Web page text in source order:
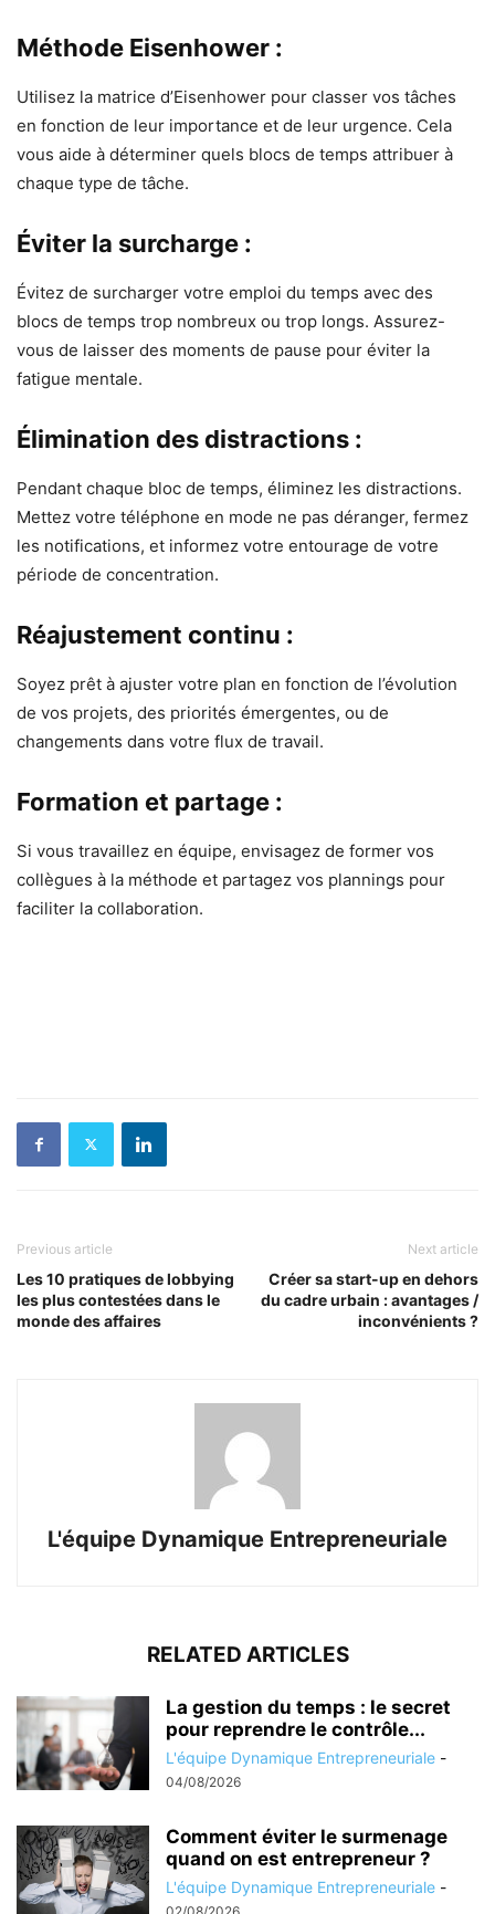
Méthode Eisenhower :
Utilisez la matrice d’Eisenhower pour classer vos tâches
en fonction de leur importance et de leur urgence. Cela
vous aide à déterminer quels blocs de temps attribuer à
chaque type de tâche.
Éviter la surcharge :
Évitez de surcharger votre emploi du temps avec des
blocs de temps trop nombreux ou trop longs. Assurez-
vous de laisser des moments de pause pour éviter la
fatigue mentale.
Élimination des distractions :
Pendant chaque bloc de temps, éliminez les distractions.
Mettez votre téléphone en mode ne pas déranger, fermez
les notifications, et informez votre entourage de votre
période de concentration.
Réajustement continu :
Soyez prêt à ajuster votre plan en fonction de l’évolution
de vos projets, des priorités émergentes, ou de
changements dans votre flux de travail.
Formation et partage :
Si vous travaillez en équipe, envisagez de former vos
collègues à la méthode et partagez vos plannings pour
faciliter la collaboration.
Previous article
Les 10 pratiques de lobbying
les plus contestées dans le
monde des affaires
Next article
Créer sa start-up en dehors
du cadre urbain : avantages /
inconvénients ?
L'équipe Dynamique Entrepreneuriale
RELATED ARTICLES
La gestion du temps : le secret
pour reprendre le contrôle...
L'équipe Dynamique Entrepreneuriale -
04/08/2026
Comment éviter le surmenage
quand on est entrepreneur ?
L'équipe Dynamique Entrepreneuriale -